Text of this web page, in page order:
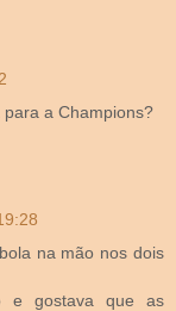
a Champions?
na mão nos dois
e gostava que as